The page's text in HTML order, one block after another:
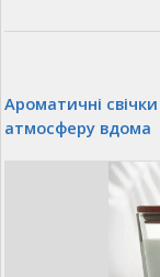
Ароматичні
атмосферу вдома